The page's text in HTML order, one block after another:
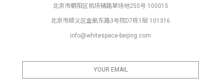
北京市朝阳区机场辅路草场地255号 100015
北京市顺义区金航东路3号院D7栋1层 101316
info@whitespace-beijing.com